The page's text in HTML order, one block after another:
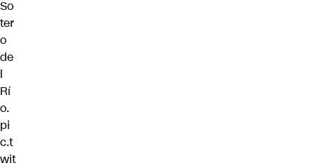
So
ter
o
de
l
Rí
o.
pi
c.t
wit